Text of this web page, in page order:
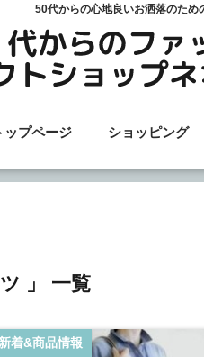
50代からの心地良いお洒落のため
ップページ ショッピング
」 一覧
着&商品情報